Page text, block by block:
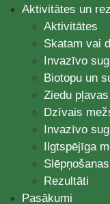
Aktivitātes un
Aktivitātes
Skatam vai
Invazīvo
Biotopu un
Ziedu pļavas
Dzīvais
Invazīvo
Ilgtspējīga
Rezultāti
Pasākumi